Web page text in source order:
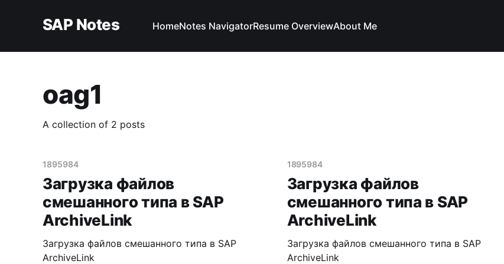
SAP Notes HomeNotes NavigatorResume OverviewAbout Me
oag1
A collection of 2 posts
1895984
Загрузка файлов
смешанного типа в SAP
ArchiveLink
Загрузка файлов смешанного типа в SAP
ArchiveLink
1895984
Загрузка файлов
смешанного типа в SAP
ArchiveLink
Загрузка файлов смешанного типа в SAP
ArchiveLink